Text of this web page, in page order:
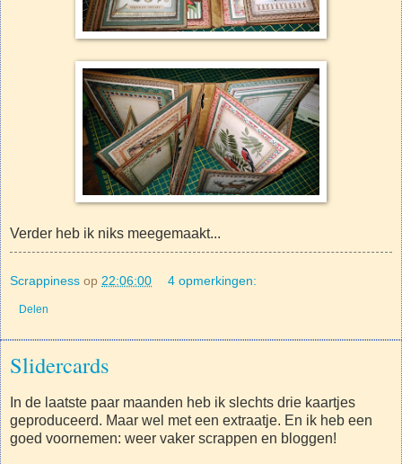
Verder heb ik niks meegemaakt...
Scrappiness op 22:06:00 4 opmerkingen:
Delen
Slidercards
In de laatste paar maanden heb ik slechts drie kaartjes
geproduceerd. Maar wel met een extraatje. En ik heb een
goed voornemen: weer vaker scrappen en bloggen!